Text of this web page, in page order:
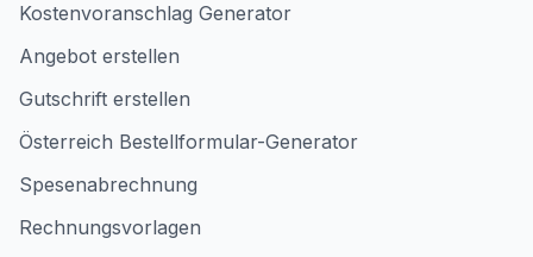
Kostenvoranschlag Generator
Angebot erstellen
Gutschrift erstellen
Österreich Bestellformular-Generator
Spesenabrechnung
Rechnungsvorlagen